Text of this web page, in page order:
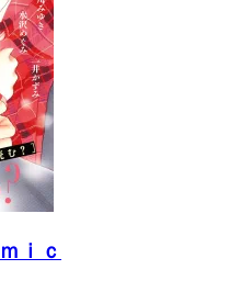
ｉｃ